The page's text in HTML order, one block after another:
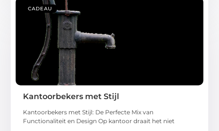
CADEAU
Kantoorbekers met Stijl
Kantoorbekers met Stijl: De Perfecte Mix van
Functionaliteit en Design Op kantoor draait het niet